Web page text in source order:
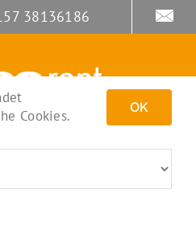
38136186
Cookies.
OK